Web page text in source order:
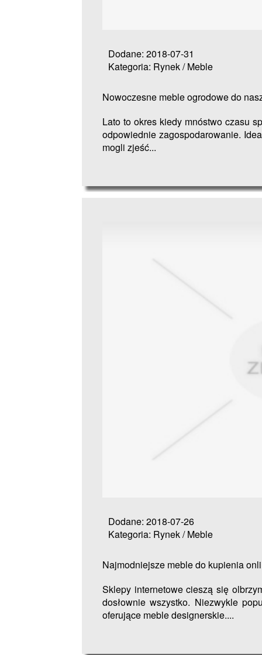
Dodane: 2018-07-31
Kategoria: Rynek / Meble
Nowoczesne meble ogrodowe do
Lato to okres kiedy mnóstwo czasu
odpowiednie zagospodarowanie.
mogli zjeść...
Dodane: 2018-07-26
Kategoria: Rynek / Meble
Najmodniejsze meble do kupienia
Sklepy internetowe cieszą się
dosłownie wszystko. Niezwykle
oferujące meble designerskie....